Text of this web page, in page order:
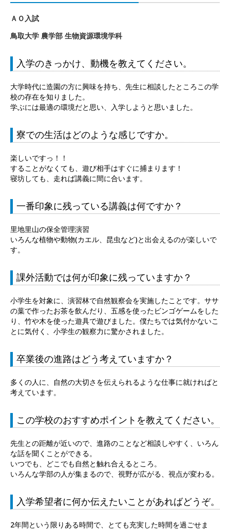
ＡＯ入試
鳥取大学 農学部 生物資源環境学科
入学のきっかけ、動機を教えてください。
大学時代に造園の方に興味を持ち、先生に相談したところこの学
校の存在を知りました。
学ぶには最適の環境だと思い、入学しようと思いました。
寮での生活はどのような感じですか。
楽しいですっ！！
することがなくても、遊び相手はすぐに捕まります！
寝坊しても、走れば講義に間に合います。
一番印象に残っている講義は何ですか？
里地里山の保全管理演習
いろんな植物や動物(カエル、昆虫など)と出会えるのが楽しいで
す。
課外活動では何が印象に残っていますか？
小学生を対象に、演習林で自然観察会を実施したことです。ササ
の葉で作ったお茶を飲んだり、五感を使ったビンゴゲームをした
り、竹や木を使った遊具で遊びました。僕たちでは気付かないこ
とに気付く、小学生の観察力に驚かされました。
卒業後の進路はどう考えていますか？
多くの人に、自然の大切さを伝えられるような仕事に就ければと
考えています。
この学校のおすすめポイントを教えてください。
先生との距離が近いので、進路のことなど相談しやすく、いろん
な話を聞くことができる。
いつでも、どこでも自然と触れ合えるところ。
いろんな学部の人が集まるので、視野が広がる、視点が変わる。
入学希望者に何か伝えたいことがあればどうぞ。
2年間という限りある時間で、とても充実した時間を過ごせま